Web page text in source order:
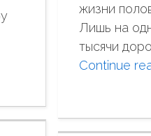
жизни
Лишь на
тысячи
Continue